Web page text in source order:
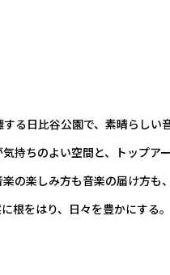
る日比谷公園で、素晴らしい
持ちのよい空間と、トップア
の楽しみ方も音楽の届け方も
根をはり、日々を豊かにする